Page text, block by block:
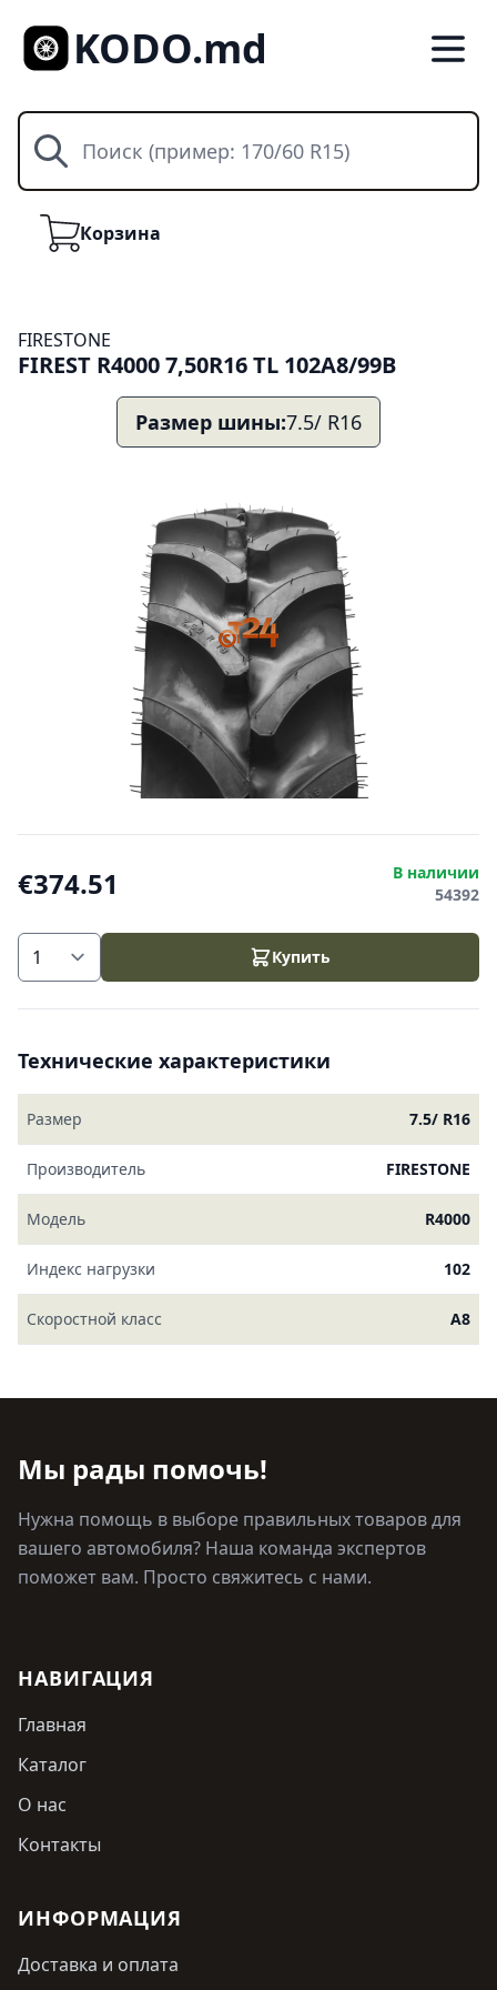
KODO.md
Поиск
КорзинаКорзина
FIRESTONE
FIREST R4000 7,50R16 TL 102A8/99B
Размер шины:7.5/ R16
€374.51
В наличии
54392
Купить
Технические характеристики
Размер 7.5/ R16
Производитель FIRESTONE
Модель R4000
Индекс нагрузки 102
Скоростной класс A8
Мы рады помочь!
Нужна помощь в выборе правильных товаров для
вашего автомобиля? Наша команда экспертов
поможет вам. Просто свяжитесь с нами.
НАВИГАЦИЯ
Главная
Каталог
О нас
Контакты
ИНФОРМАЦИЯ
Доставка и оплата